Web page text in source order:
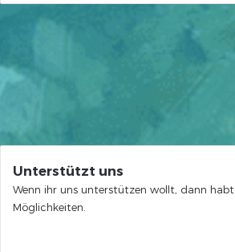
Unterstützt uns
Wenn ihr uns unterstützen wollt, dann
Möglichkeiten.